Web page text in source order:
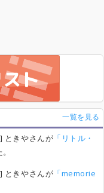
一覧を見る
] ときやさんが 「リトル・
] ときやさんが 「memorie